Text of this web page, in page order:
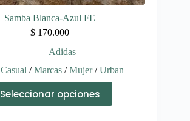
Samba Blanca-Azul FE
$ 170.000
Adidas
Casual/Marcas/Mujer/Urban
Seleccionar opciones
producto
tiene